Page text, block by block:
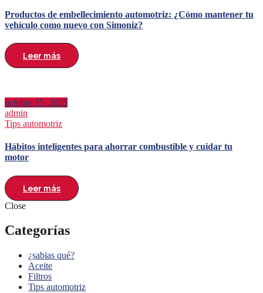
Productos de embellecimiento automotriz: ¿Cómo mantener tu
vehículo como nuevo con Simoniz?
Leer más
octubre 15, 2025
admin
Tips automotriz
Hábitos inteligentes para ahorrar combustible y cuidar tu
motor
Leer más
Close
Categorías
¿sabias qué?
Aceite
Filtros
Tips automotriz